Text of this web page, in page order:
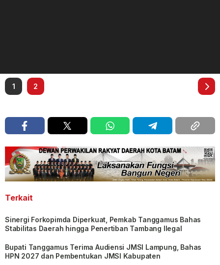
1 2
Terkait
Sinergi Forkopimda Diperkuat, Pemkab Tanggamus Bahas
Stabilitas Daerah hingga Penertiban Tambang Ilegal
Bupati Tanggamus Terima Audiensi JMSI Lampung, Bahas
HPN 2027 dan Pembentukan JMSI Kabupaten